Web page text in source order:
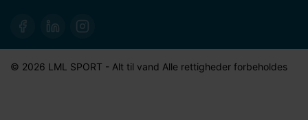
© 2026 LML SPORT - Alt til vand Alle rettigheder forbeholdes